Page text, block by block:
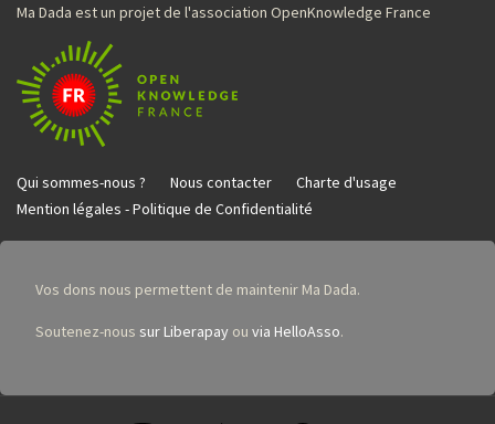
Ma Dada est un projet de l'association OpenKnowledge France
Qui sommes-nous ? Nous contacter
Charte d'usage
Mention légales - Politique de Confidentialité
Vos dons nous permettent de maintenir Ma Dada.
Soutenez-nous sur Liberapay ou via HelloAsso.